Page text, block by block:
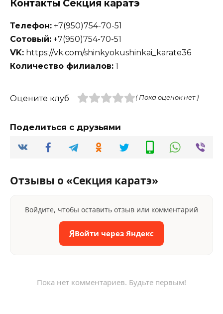
Контакты Секция каратэ
Телефон: +7(950)754-70-51
Сотовый: +7(950)754-70-51
VK: https://vk.com/shinkyokushinkai_karate36
Количество филиалов: 1
Оцените клуб ( Пока оценок нет )
Поделиться с друзьями
Отзывы о «Секция каратэ»
Войдите, чтобы оставить отзыв или комментарий
ЯВойти через Яндекс
Пока нет комментариев. Будьте первым!